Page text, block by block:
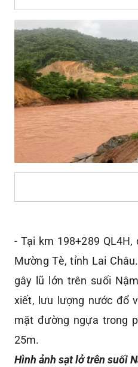
- Tại km 198+289
Mường Tè, tỉnh Lai
gây lũ lớn trên suối
xiết, lưu lượng nước đổ
mặt đường ngựa trong
25m.
Hình ảnh sạt lở trên suối